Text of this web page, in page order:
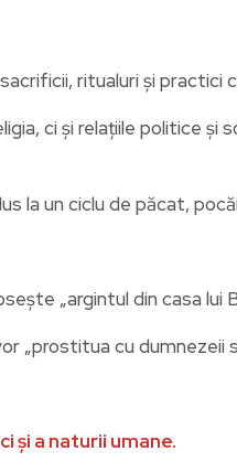
ritualuri și practici
ci și relațiile politice și
la un ciclu de păcat,
„argintul din casa
„prostitua cu
și a naturii umane.